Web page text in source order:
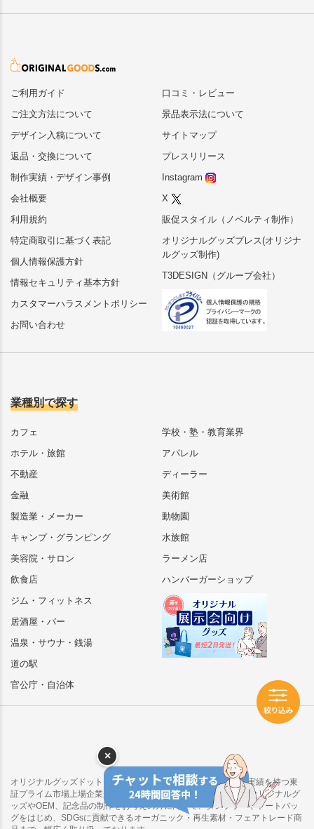
ご利用ガイド
ご注文方法について
デザイン入稿について
返品・交換について
制作実績・デザイン事例
会社概要
利用規約
特定商取引に基づく表記
個人情報保護方針
情報セキュリティ基本方針
カスタマーハラスメントポリシー
お問い合わせ
口コミ・レビュー
景品表示法について
サイトマップ
プレスリリース
Instagram
X
販促スタイル（ノベルティ制作）
オリジナルグッズプレス(オリジナ
ルグッズ制作)
T3DESIGN（グループ会社）
業種別で探す
カフェ
ホテル・旅館
不動産
金融
製造業・メーカー
キャンプ・グランピング
美容院・サロン
飲食店
ジム・フィットネス
居酒屋・バー
温泉・サウナ・銭湯
道の駅
官公庁・自治体
学校・塾・教育業界
アパレル
ディーラー
美術館
動物園
水族館
ラーメン店
ハンバーガーショップ
オリジナルグッズドットコムは、オリジナルグッズ製作40年の実績を持つ東
証プライム市場上場企業が運営するECサイトです。物販向けのオリジナルグ
ッズやOEM、記念品の制作をお考えの方に向けて、タンブラーやトートバッ
グをはじめ、SDGsに貢献できるオーガニック・再生素材・フェアトレード商
×